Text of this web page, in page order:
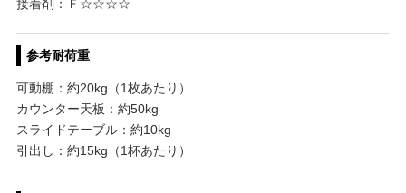
接着剤：Ｆ☆☆☆☆
参考耐荷重
可動棚：約20kg（1枚あたり）
カウンター天板：約50kg
スライドテーブル：約10kg
引出し：約15kg（1杯あたり）